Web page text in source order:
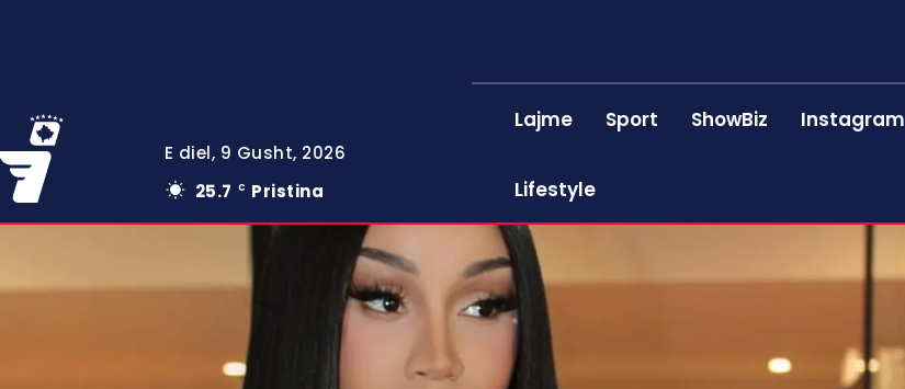
E diel, 9 Gusht, 2026
25.7
C Pristina
Lajme Sport ShowBiz Instagram
Lifestyle